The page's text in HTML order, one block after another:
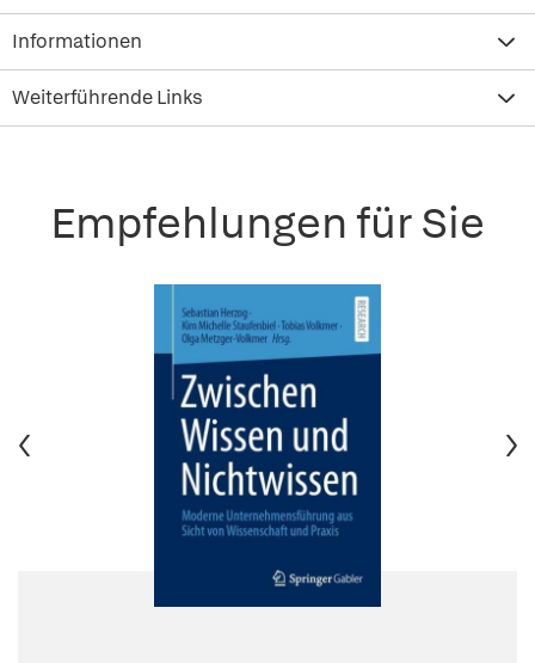
Informationen
Weiterführende Links
Empfehlungen für Sie